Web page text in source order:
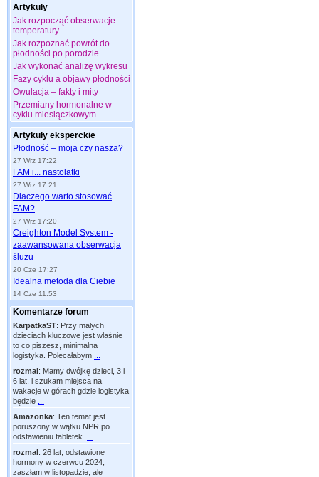
Artykuły
Jak rozpocząć obserwacje
temperatury
Jak rozpoznać powrót do
płodności po porodzie
Jak wykonać analizę wykresu
Fazy cyklu a objawy płodności
Owulacja – fakty i mity
Przemiany hormonalne w
cyklu miesiączkowym
Artykuły eksperckie
Płodność – moja czy nasza?
27 Wrz 17:22
FAM i... nastolatki
27 Wrz 17:21
Dlaczego warto stosować
FAM?
27 Wrz 17:20
Creighton Model System -
zaawansowana obserwacja
śluzu
20 Cze 17:27
Idealna metoda dla Ciebie
14 Cze 11:53
Komentarze forum
KarpatkaST: Przy małych
dzieciach kluczowe jest właśnie
to co piszesz, minimalna
logistyka. Polecałabym
rozmal: Mamy dwójkę dzieci, 3 i
6 lat, i szukam miejsca na
wakacje w górach gdzie logistyka
będzie
Amazonka: Ten temat jest
poruszony w wątku NPR po
odstawieniu tabletek.
rozmal: 26 lat, odstawione
hormony w czerwcu 2024,
zaszłam w listopadzie, ale